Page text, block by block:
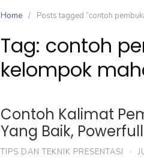
Home Posts tagged “contoh
Tag: contoh
kelompok
Contoh Kalimat
Yang Baik,
TIPS DAN TEKNIK PRESENTASI ·